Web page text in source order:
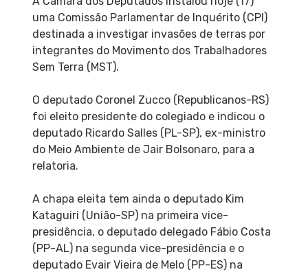
uma Comissão Parlamentar de Inquérito (CPI)
destinada a investigar invasões de terras por
integrantes do Movimento dos Trabalhadores
Sem Terra (MST).
O deputado Coronel Zucco (Republicanos-RS)
foi eleito presidente do colegiado e indicou o
deputado Ricardo Salles (PL-SP), ex-ministro
do Meio Ambiente de Jair Bolsonaro, para a
relatoria.
A chapa eleita tem ainda o deputado Kim
Kataguiri (União-SP) na primeira vice-
presidência, o deputado delegado Fábio Costa
(PP-AL) na segunda vice-presidência e o
deputado Evair Vieira de Melo (PP-ES) na